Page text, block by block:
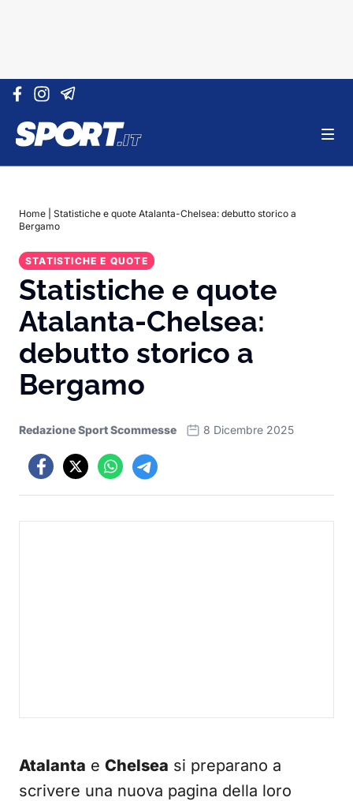
Vai al contenuto
Home
Statistiche e quote Atalanta-Chelsea: debutto storico a
Bergamo
STATISTICHE E QUOTE
Statistiche e quote
Atalanta-Chelsea:
debutto storico a
Bergamo
Redazione Sport Scommesse 8 Dicembre 2025
Atalanta e Chelsea si preparano a
scrivere una nuova pagina della loro